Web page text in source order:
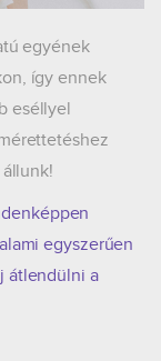
egyének
így ennek
eséllyel
egyszerűen
átlendülni a